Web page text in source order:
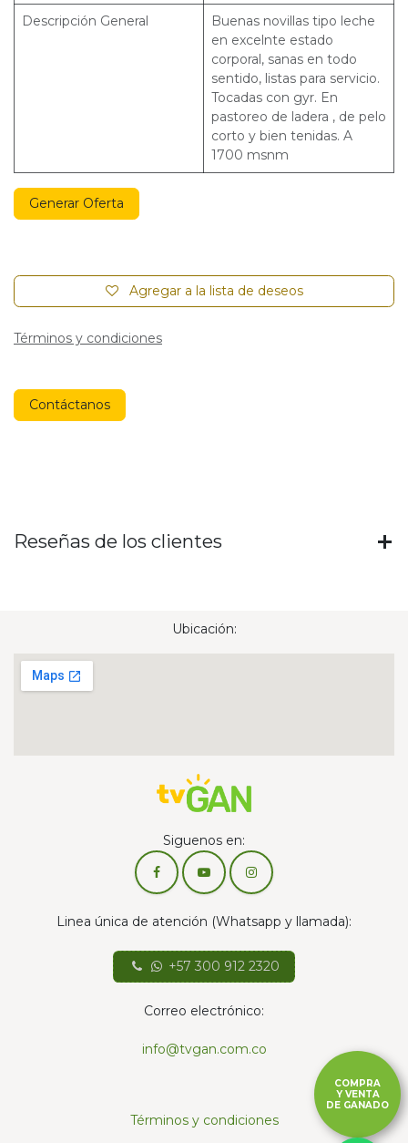
Descripción General
Buenas novillas tipo leche
en excelnte estado
corporal, sanas en todo
sentido, listas para servicio.
Tocadas con gyr. En
pastoreo de ladera , de pelo
corto y bien tenidas. A
1700 msnm
Generar Oferta
Agregar a la lista de deseos
Términos y condiciones
Contáctanos
Reseñas de los clientes
Ubicación:
Siguenos en:
Linea única de atención (Whatsapp y llamada):
+57 300 912 2320
Correo electrónico:
info@tvgan.com.co
Términos y condiciones
COMPRA
Y VENTA
DE GANADO